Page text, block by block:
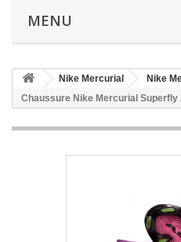
MENU
Nike Mercurial
Nike
Chaussure Nike Mercurial Superfly